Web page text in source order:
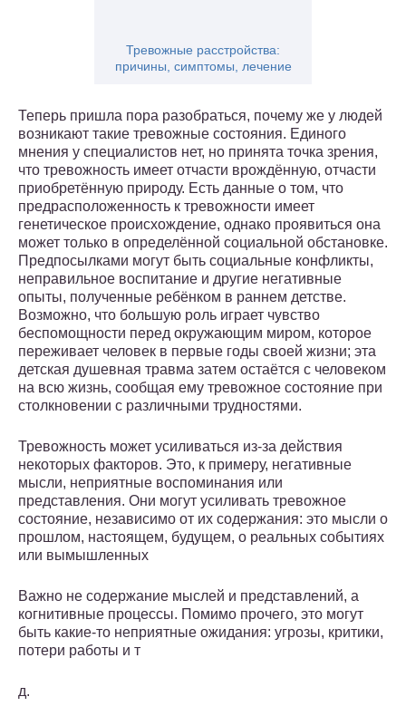
Тревожные расстройства:
причины, симптомы, лечение
Теперь пришла пора разобраться, почему же у людей
возникают такие тревожные состояния. Единого
мнения у специалистов нет, но принята точка зрения,
что тревожность имеет отчасти врождённую, отчасти
приобретённую природу. Есть данные о том, что
предрасположенность к тревожности имеет
генетическое происхождение, однако проявиться она
может только в определённой социальной обстановке.
Предпосылками могут быть социальные конфликты,
неправильное воспитание и другие негативные
опыты, полученные ребёнком в раннем детстве.
Возможно, что большую роль играет чувство
беспомощности перед окружающим миром, которое
переживает человек в первые годы своей жизни; эта
детская душевная травма затем остаётся с человеком
на всю жизнь, сообщая ему тревожное состояние при
столкновении с различными трудностями.
Тревожность может усиливаться из-за действия
некоторых факторов. Это, к примеру, негативные
мысли, неприятные воспоминания или
представления. Они могут усиливать тревожное
состояние, независимо от их содержания: это мысли о
прошлом, настоящем, будущем, о реальных событиях
или вымышленных
Важно не содержание мыслей и представлений, а
когнитивные процессы. Помимо прочего, это могут
быть какие-то неприятные ожидания: угрозы, критики,
потери работы и т
д.